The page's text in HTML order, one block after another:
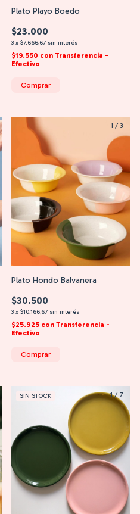
Plato Playo Boedo
$23.000
3 x $7.666,67 sin interés
$19.550 con Transferencia -
Efectivo
Comprar
1 /3
Plato Hondo Balvanera
$30.500
3 x $10.166,67 sin interés
$25.925 con Transferencia -
Efectivo
Comprar
1/ 7
SIN STOCK